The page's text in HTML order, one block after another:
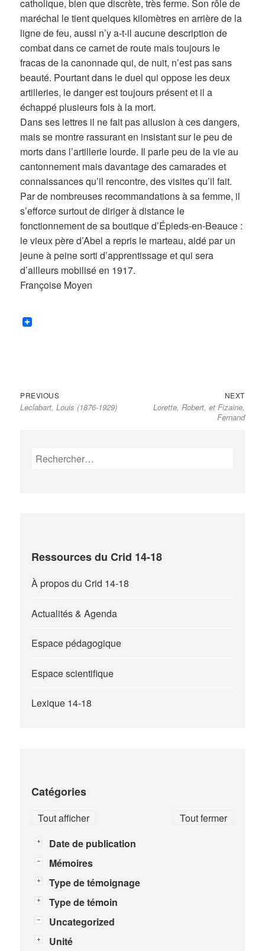
catholique, bien que discrète, très ferme. Son rôle de
maréchal le tient quelques kilomètres en arrière de la
ligne de feu, aussi n’y a-t-il aucune description de
combat dans ce carnet de route mais toujours le
fracas de la canonnade qui, de nuit, n’est pas sans
beauté. Pourtant dans le duel qui oppose les deux
artilleries, le danger est toujours présent et il a
échappé plusieurs fois à la mort.
Dans ses lettres il ne fait pas allusion à ces dangers,
mais se montre rassurant en insistant sur le peu de
morts dans l’artillerie lourde. Il parle peu de la vie au
cantonnement mais davantage des camarades et
connaissances qu’il rencontre, des visites qu’il fait.
Par de nombreuses recommandations à sa femme, il
s’efforce surtout de diriger à distance le
fonctionnement de sa boutique d’Épieds-en-Beauce :
le vieux père d’Abel a repris le marteau, aidé par un
jeune à peine sorti d’apprentissage et qui sera
d’ailleurs mobilisé en 1917.
Françoise Moyen
Navigation
de
PREVIOUSPrevious
post:
Leclabart, Louis (1876-1929)
NEXTNext
Lorette, Robert, et Fizaine,
Fernand
Rechercher :
Ressources du Crid 14-18
À propos du Crid 14-18
Actualités & Agenda
Espace pédagogique
Espace scientifique
Lexique 14-18
Catégories
Tout fermer
Tout afficher
Date de publication
Mémoires
Type de témoignage
Type de témoin
Uncategorized
Unité